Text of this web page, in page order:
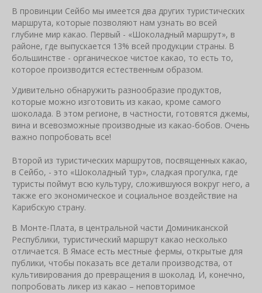
В провинции Сейбо мы имеется два других туристических
маршрута, которые позволяют нам узнать во всей
глубине мир какао. Первый - «Шоколадный маршрут», в
районе, где выпускается 13% всей продукции страны. В
большинстве - органическое чистое какао, то есть то,
которое производится естественным образом.
Удивительно обнаружить разнообразие продуктов,
которые можно изготовить из какао, кроме самого
шоколада. В этом регионе, в частности, готовятся джемы,
вина и всевозможные производные из какао-бобов. Очень
важно попробовать все!
Второй из туристических маршрутов, посвященных какао,
в Сейбо, - это «Шоколадный тур», сладкая прогулка, где
туристы поймут всю культуру, сложившуюся вокруг него, а
также его экономическое и социальное воздействие на
Карибскую страну.
В Монте-Плата, в центральной части Доминиканской
Республики, туристический маршрут какао несколько
отличается. В Ямасе есть местные фермы, открытые для
публики, чтобы показать все детали производства, от
культивирования до превращения в шоколад. И, конечно,
попробовать ликер из какао – неповторимое